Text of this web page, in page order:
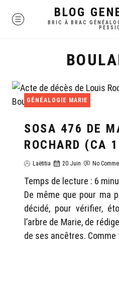
MENU BLOG
BRIC À BRAC
GÉNÉALOGIE MARIE
SOSA 476 DE
ROCHARD (CA
Laëtitia 20 Juin No
Temps de lecture : 6
De même que pour ma
décidé, pour vérifier,
l’arbre de Marie, de
de ses ancêtres. Comme